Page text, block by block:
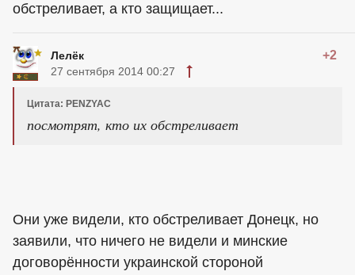
обстреливает, а кто защищает...
Лелёк +2
27 сентября 2014 00:27
Цитата: PENZYAC
посмотрят, кто их обстреливает
Они уже видели, кто обстреливает Донецк, но
заявили, что ничего не видели и минские
договорённости украинской стороной